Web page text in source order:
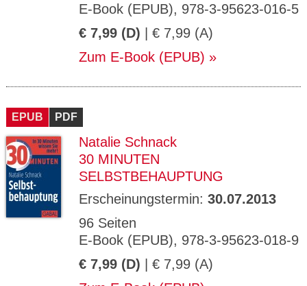
E-Book (EPUB), 978-3-95623-016-5
€ 7,99 (D) | € 7,99 (A)
Zum E-Book (EPUB)
EPUB PDF
Natalie Schnack
30 MINUTEN
SELBSTBEHAUPTUNG
Erscheinungstermin: 30.07.2013
96 Seiten
E-Book (EPUB), 978-3-95623-018-9
€ 7,99 (D) | € 7,99 (A)